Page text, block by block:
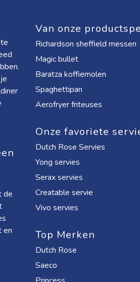
de
en
Van onze
Richardson sheffield messen
Magic bullet
Baratza koffiemolen
Spaghettipan
Aerofryer friteuses
Onze favoriete
Dutch Rose Servies
Yong servies
Serax servies
Creatable servie
Vivo servies
Top Merken
Dutch Rose
Saeco